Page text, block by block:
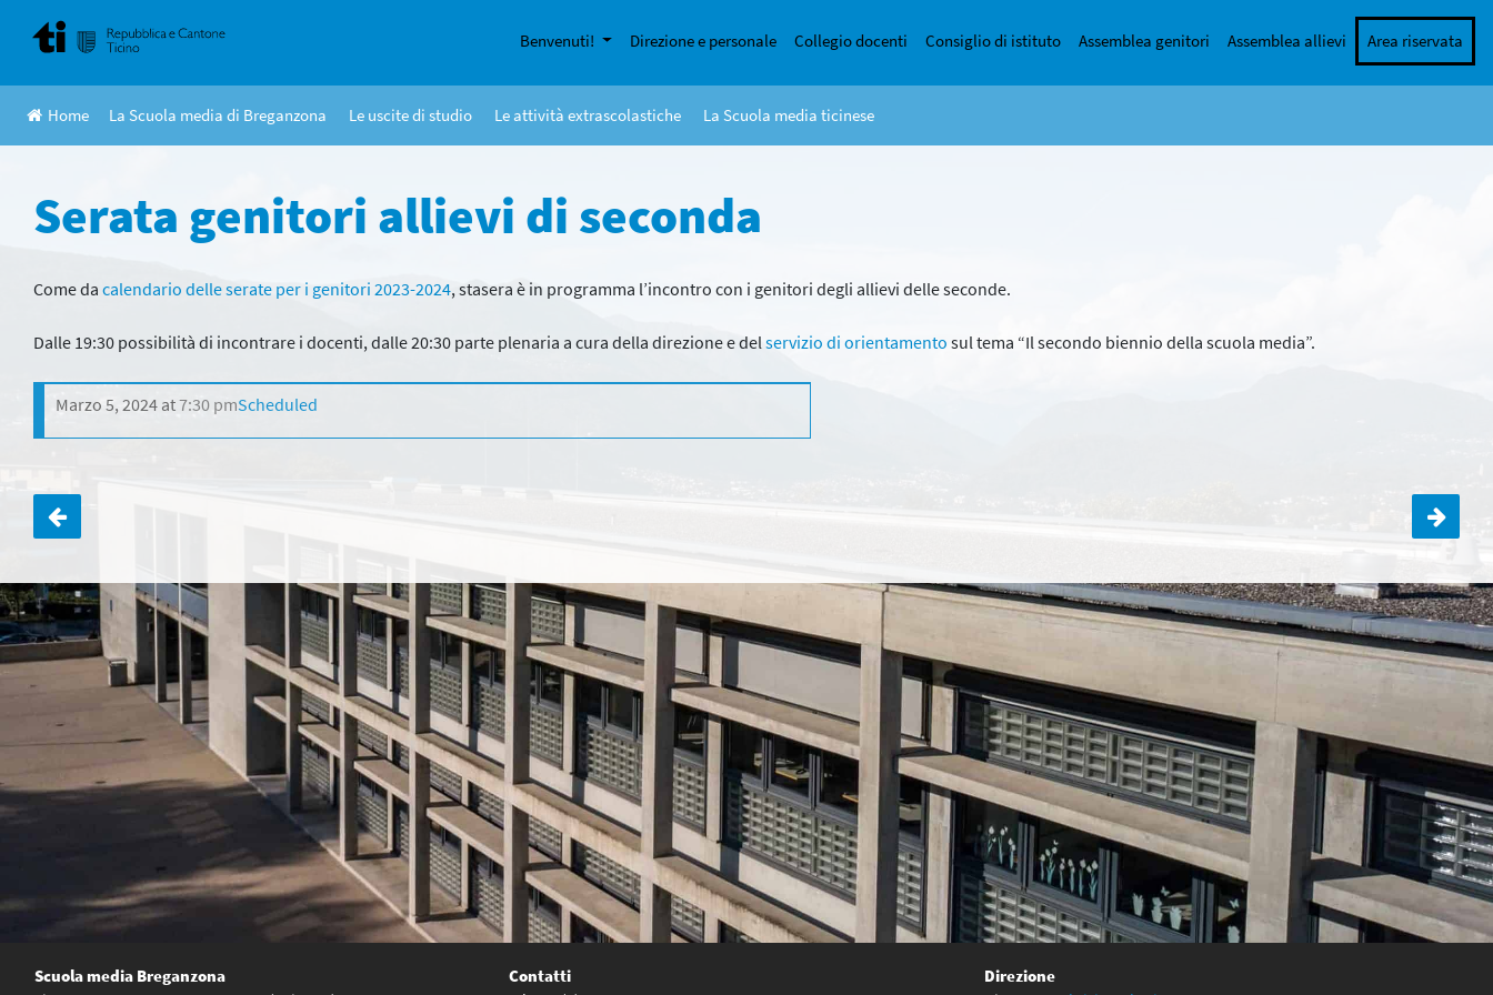
content
Benvenuti! Direzione e personale Collegio docenti Consiglio di istituto Assemblea genitori Assemblea allievi Area riservata
Home La Scuola media di Breganzona Le uscite di studio Le attività extrascolastiche La Scuola media ticinese
Serata genitori allievi di seconda
Come da calendario delle serate per i genitori 2023-2024, stasera è in programma l’incontro con i genitori degli allievi delle seconde.
Dalle 19:30 possibilità di incontrare i docenti, dalle 20:30 parte plenaria a cura della direzione e del servizio di orientamento sul tema “Il secondo biennio della scuola media”.
Marzo 5, 2024 at7:30 pmScheduled
Navigazione
articoli
Scuola media Breganzona
Contatti
Direzione